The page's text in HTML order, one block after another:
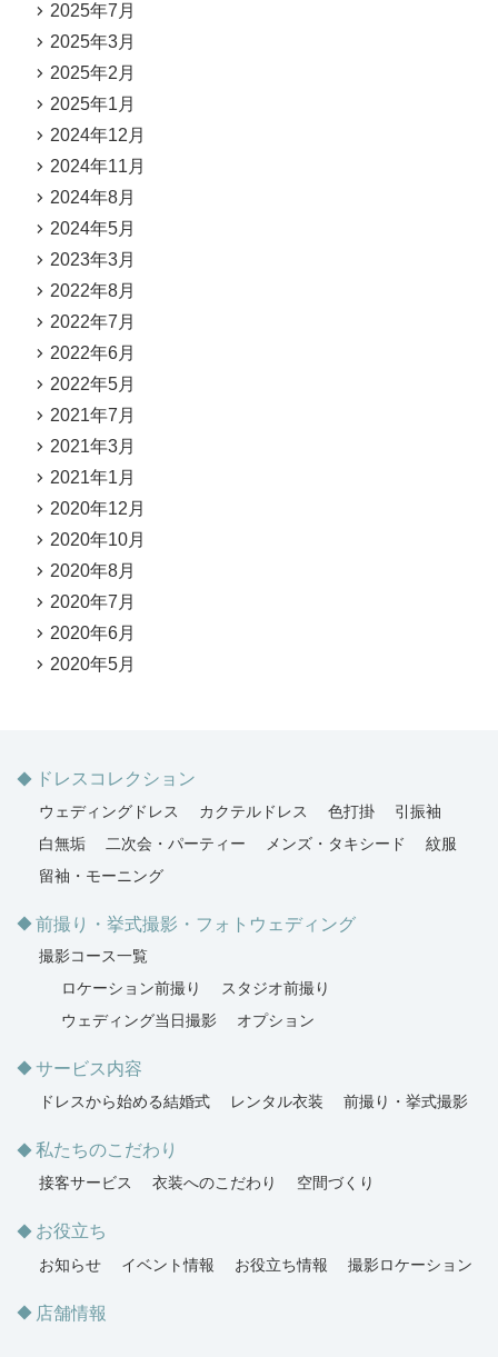
2025年7月
2025年3月
2025年2月
2025年1月
2024年12月
2024年11月
2024年8月
2024年5月
2023年3月
2022年8月
2022年7月
2022年6月
2022年5月
2021年7月
2021年3月
2021年1月
2020年12月
2020年10月
2020年8月
2020年7月
2020年6月
2020年5月
ドレスコレクション
ウェディングドレス カクテルドレス 色打掛
引振袖
白無垢
二次会・パーティー メンズ・タキシード
紋服
留袖・モーニング
前撮り・挙式撮影・フォトウェディング
撮影コース一覧
ロケーション前撮り
スタジオ前撮り
ウェディング当日撮影
オプション
サービス内容
ドレスから始める結婚式 レンタル衣装 前撮り・挙式撮影
私たちのこだわり
接客サービス 衣装へのこだわり 空間づくり
お役立ち
お知らせ イベント情報 お役立ち情報 撮影ロケーション
店舗情報